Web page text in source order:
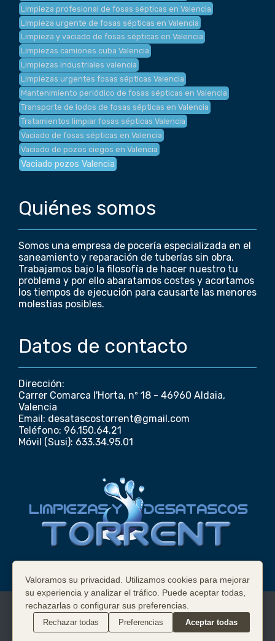
Limpieza profesional de fosas sépticas en Valencia
Limpieza urgente de fosas sépticas en Valencia
Limpieza y vaciado de fosas sépticas en Valencia
Limpiezas camiones cuba Valencia
Limpiezas industriales valencia
Limpiezas urgentes fosas sépticas Valencia
Mantenimiento periódico de fosas sépticas en Valencia
Transporte de lodos de fosas sépticas en Valencia
Tratamientos limpiar fosas sépticas Valencia
Vaciado de fosas sépticas en Valencia
Vaciado de pozos ciegos en Valencia
Vaciado pozos Valencia
Quiénes somos
Somos una empresa de pocería especializada en el
saneamiento y reparación de tuberías sin obra.
Trabajamos bajo la filosofía de hacer nuestro tu
problema y por ello abaratamos costes y acortamos
los tiempos de ejecución para causarte las menores
molestias posibles.
Datos de contacto
Dirección:
Carrer Comarca l'Horta, nº 18 - 46960 Aldaia,
Valencia
Email: desatascostorrent@gmail.com
Teléfono: 96.150.64.21
Móvil (Susi): 633.34.95.01
Copyright © 2026 Limpieza Fosas Sépticas en
Valencia [Telf 633349501] 100€ | Urg 140€.
TORRENT Desatascos y Pocería Valencia
Valoramos su privacidad. Utilizamos cookies para mejorar
su experiencia y analizar el tráfico. Puede aceptar todas,
rechazarlas o configurar sus preferencias.
Rechazar todas Preferencias Aceptar todas